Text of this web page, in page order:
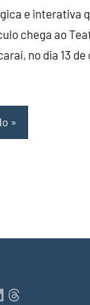
e interativa
chega ao
no dia 13
Threads